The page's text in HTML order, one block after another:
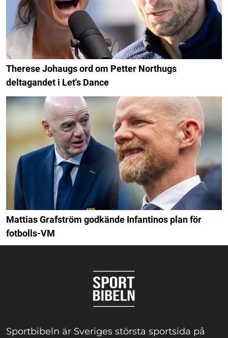
Therese Johaugs ord om Petter Northugs
deltagandet i Let's Dance
Mattias Grafström godkände Infantinos plan för
fotbolls-VM
Sportbibeln är Sveriges största sportsida på